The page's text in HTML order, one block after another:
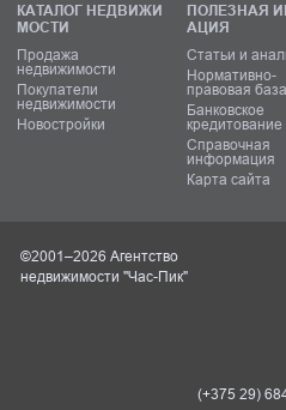
КАТАЛОГ НЕДВИЖИ
МОСТИ
Продажа
недвижимости
Покупатели
недвижимости
Новостройки
ПОЛЕЗНАЯ
АЦИЯ
Статьи и
Нормативно-
правовая база
Банковское
кредитование
Справочная
информация
Карта сайта
©2001–2026 Агентство
недвижимости "Час-Пик"
(+375 29)